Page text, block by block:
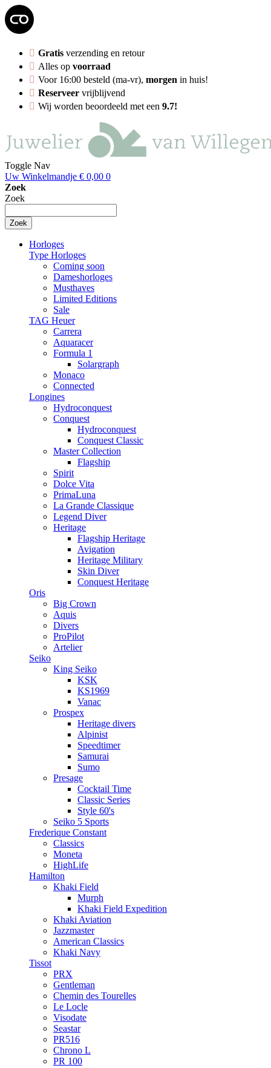
Gratis verzending en retour
Alles op voorraad
Voor 16:00 besteld (ma-vr), morgen in huis!
Reserveer vrijblijvend
Wij worden beoordeeld met een 9.7!
Toggle Nav
Uw Winkelmandje € 0,00 0
Zoek
Zoek
Zoek
Horloges
Type Horloges
Coming soon
Dameshorloges
Musthaves
Limited Editions
Sale
TAG Heuer
Carrera
Aquaracer
Formula 1
Solargraph
Monaco
Connected
Longines
Hydroconquest
Conquest
Hydroconquest
Conquest Classic
Master Collection
Flagship
Spirit
Dolce Vita
PrimaLuna
La Grande Classique
Legend Diver
Heritage
Flagship Heritage
Avigation
Heritage Military
Skin Diver
Conquest Heritage
Oris
Big Crown
Aquis
Divers
ProPilot
Artelier
Seiko
King Seiko
KSK
KS1969
Vanac
Prospex
Heritage divers
Alpinist
Speedtimer
Samurai
Sumo
Presage
Cocktail Time
Classic Series
Style 60's
Seiko 5 Sports
Frederique Constant
Classics
Moneta
HighLife
Hamilton
Khaki Field
Murph
Khaki Field Expedition
Khaki Aviation
Jazzmaster
American Classics
Khaki Navy
Tissot
PRX
Gentleman
Chemin des Tourelles
Le Locle
Visodate
Seastar
PR516
Chrono L
PR 100